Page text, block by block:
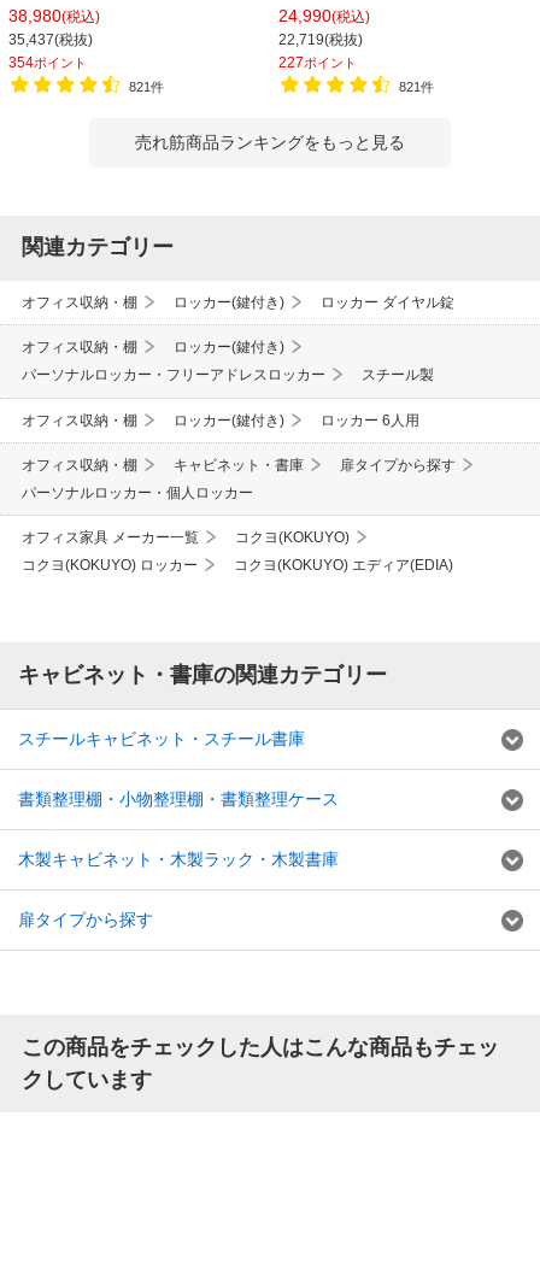
400×高さ1850mm
38,980(税込)
35,437(税抜)
354ポイント
821件
800×奥行400×高さ1100mm
24,990(税込)
22,719(税抜)
227ポイント
821件
売れ筋商品ランキングをもっと見る
関連カテゴリー
オフィス収納・棚 ロッカー(鍵付き) ロッカー ダイヤル錠
オフィス収納・棚
ロッカー(鍵付き)
パーソナルロッカー・フリーアドレスロッカー
スチール製
オフィス収納・棚 ロッカー(鍵付き) ロッカー 6人用
オフィス収納・棚 キャビネット・書庫
扉タイプから探す
パーソナルロッカー・個人ロッカー
オフィス家具 メーカー一覧
コクヨ(KOKUYO)
コクヨ(KOKUYO) ロッカー
コクヨ(KOKUYO) エディア(EDIA)
キャビネット・書庫の関連カテゴリー
スチールキャビネット・スチール書庫
書類整理棚・小物整理棚・書類整理ケース
木製キャビネット・木製ラック・木製書庫
扉タイプから探す
この商品をチェックした人はこんな商品もチェッ
クしています